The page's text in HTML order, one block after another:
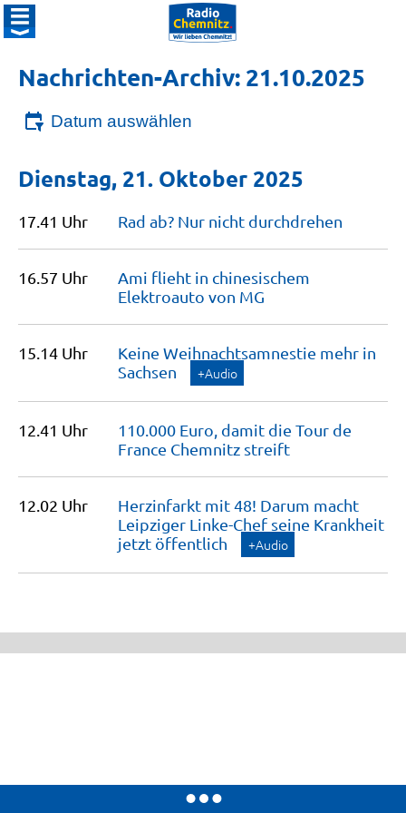
Nachrichten-Archiv: 21.10.2025
Datum auswählen
Dienstag, 21. Oktober 2025
17.41 Uhr Rad ab? Nur nicht durchdrehen
16.57 Uhr
Ami flieht in chinesischem
Elektroauto von MG
15.14 Uhr
Keine Weihnachtsamnestie mehr in
Sachsen
+Audio
12.41 Uhr
110.000 Euro, damit die Tour de
France Chemnitz streift
12.02 Uhr
Herzinfarkt mit 48! Darum macht
Leipziger Linke-Chef seine Krankheit
jetzt öffentlich +Audio